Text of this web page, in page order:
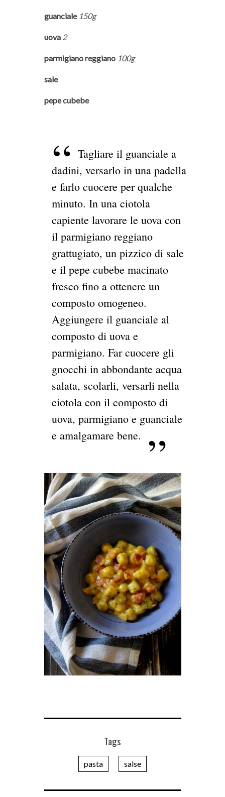
guanciale 150g
uova 2
parmigiano reggiano 100g
sale
pepe cubebe
Tagliare il guanciale a
dadini, versarlo in una padella
e farlo cuocere per qualche
minuto. In una ciotola
capiente lavorare le uova con
il parmigiano reggiano
grattugiato, un pizzico di sale
e il pepe cubebe macinato
fresco fino a ottenere un
composto omogeneo.
Aggiungere il guanciale al
composto di uova e
parmigiano. Far cuocere gli
gnocchi in abbondante acqua
salata, scolarli, versarli nella
ciotola con il composto di
uova, parmigiano e guanciale
e amalgamare bene.
Tags
pasta salse